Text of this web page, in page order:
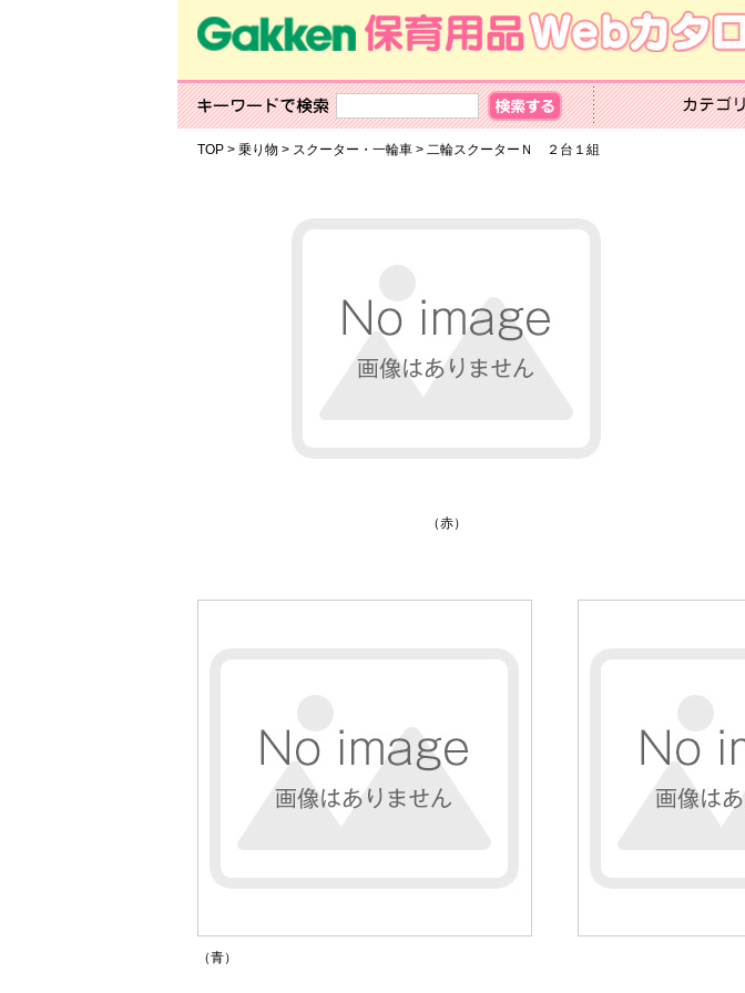
TOP> 乗り物 > スクーター・一輪車> 二輪スクーターＮ ２台１組
（赤）
（青）